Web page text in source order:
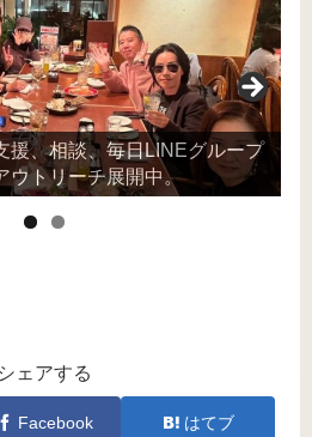
援、相談、毎日LINEグループ
ウトリーチ展開中。
シェアする
Facebook はてブ